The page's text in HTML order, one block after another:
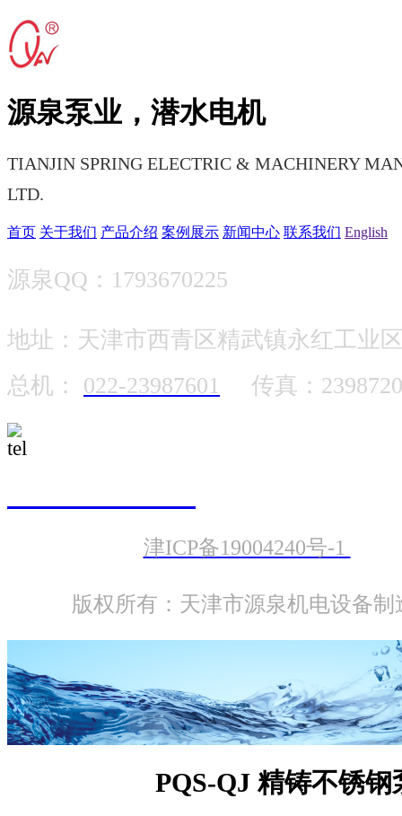
源泉泵业，潜水电机
TIANJIN SPRING ELECTRIC & MACHINERY
LTD.
首页 关于我们 产品介绍 案例展示 新闻中心 联系我们 English
源泉QQ：1793670225
地址：天津市西青区精武镇永红工业
总机：
022-23987601 传真：
津ICP备19004240号-1
版权所有：天津市源泉机电设备制
PQS-QJ 精铸不锈钢